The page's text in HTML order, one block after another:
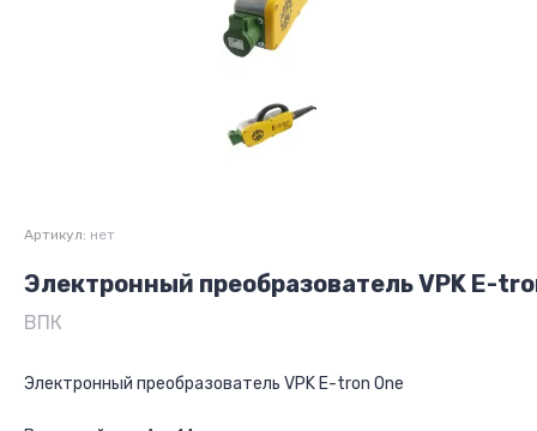
Артикул: нет
Электронный преобразователь VPK E-
ВПК
Электронный преобразователь VPK E-tron One